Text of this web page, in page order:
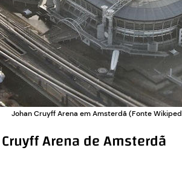
Johan Cruyff Arena em Amsterdã (Fonte
Arena de Amsterdã